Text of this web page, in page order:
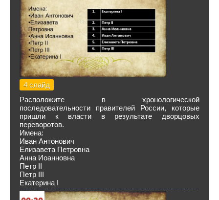
4 слайд
Расположите в хронологической
последовательности правителей России, которые
пришли к власти в результате дворцовых
переворотов.
Имена:
Иван Антонович
Елизавета Петровна
Анна Иоанновна
Петр II
Петр III
Екатерина I